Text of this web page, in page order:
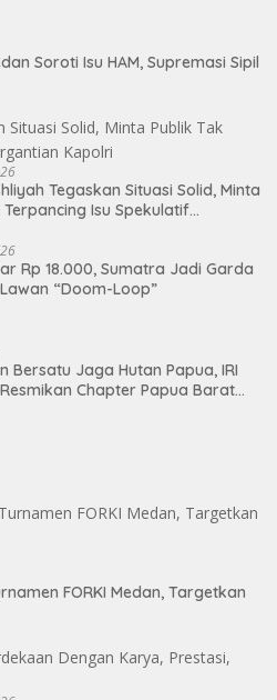
Soroti Isu HAM, Supremasi Sipil
Tegaskan Situasi Solid, Minta
Terpancing Isu Spekulatif
Rp 18.000, Sumatra Jadi Garda
“Doom-Loop”
Bersatu Jaga Hutan Papua, IRI
Chapter Papua Barat
FORKI Medan, Targetkan